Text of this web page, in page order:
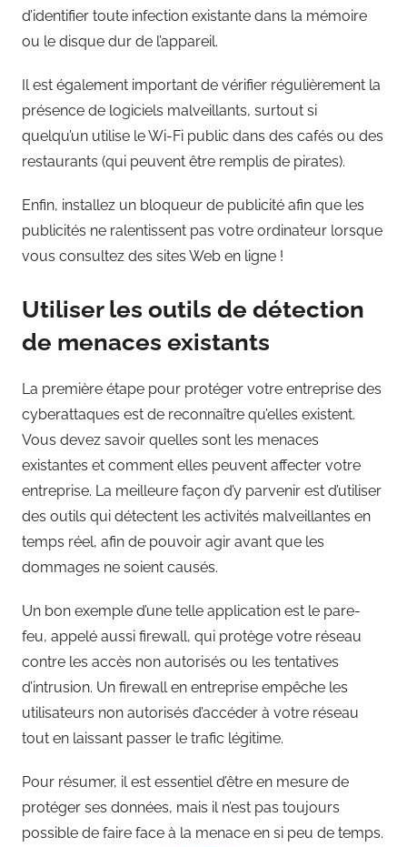
d’identifier toute infection existante dans la mémoire
ou le disque dur de l’appareil.
Il est également important de vérifier régulièrement la
présence de logiciels malveillants, surtout si
quelqu’un utilise le Wi-Fi public dans des cafés ou des
restaurants (qui peuvent être remplis de pirates).
Enfin, installez un bloqueur de publicité afin que les
publicités ne ralentissent pas votre ordinateur lorsque
vous consultez des sites Web en ligne !
Utiliser les outils de détection
de menaces existants
La première étape pour protéger votre entreprise des
cyberattaques est de reconnaître qu’elles existent.
Vous devez savoir quelles sont les menaces
existantes et comment elles peuvent affecter votre
entreprise. La meilleure façon d’y parvenir est d’utiliser
des outils qui détectent les activités malveillantes en
temps réel, afin de pouvoir agir avant que les
dommages ne soient causés.
Un bon exemple d’une telle application est le pare-
feu, appelé aussi firewall, qui protège votre réseau
contre les accès non autorisés ou les tentatives
d’intrusion. Un firewall en entreprise empêche les
utilisateurs non autorisés d’accéder à votre réseau
tout en laissant passer le trafic légitime.
Pour résumer, il est essentiel d’être en mesure de
protéger ses données, mais il n’est pas toujours
possible de faire face à la menace en si peu de temps.